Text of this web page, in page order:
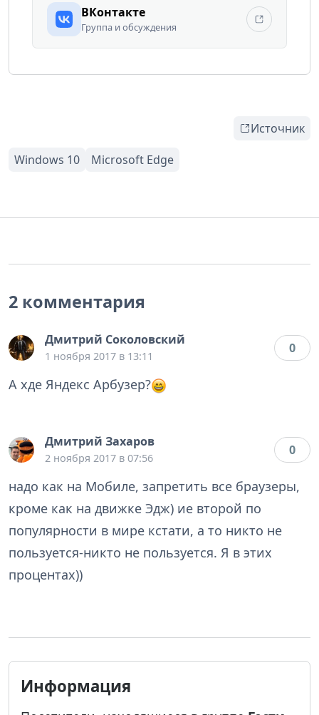
ВКонтакте
Группа и обсуждения
Источник
2 комментария
Дмитрий Соколовский
1 ноября 2017 в 13:11
0
А хде Яндекс Арбузер?
Дмитрий Захаров
2 ноября 2017 в 07:56
0
надо как на Мобиле, запретить все браузеры,
кроме как на движке Эдж) ие второй по
популярности в мире кстати, а то никто не
пользуется-никто не пользуется. Я в этих
процентах))
Информация